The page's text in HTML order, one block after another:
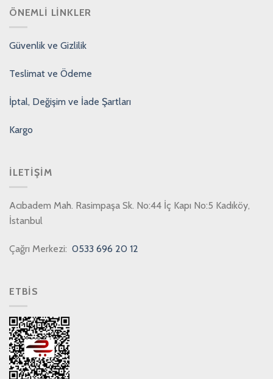
ÖNEMLI LINKLER
Güvenlik ve Gizlilik
Teslimat ve Ödeme
İptal, Değişim ve İade Şartları
Kargo
İLETIŞIM
Acıbadem Mah. Rasimpaşa Sk. No:44 İç Kapı No:5 Kadıköy,
İstanbul
Çağrı Merkezi: 0533 696 20 12
ETBİS